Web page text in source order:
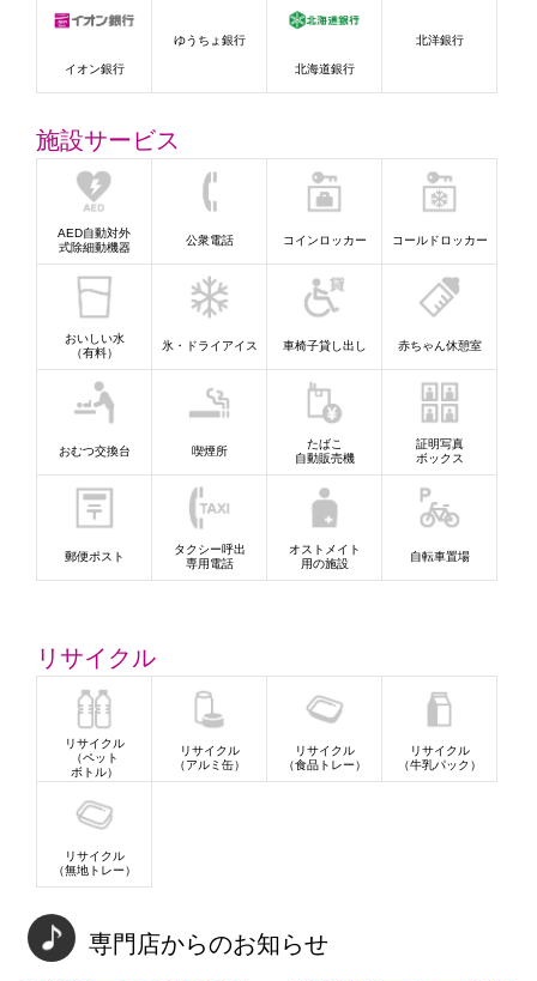
イオン銀行
ゆうちょ銀行
北海道銀行
北洋銀行
施設サービス
AED自動対外
式除細動機器
公衆電話 コインロッカー コールドロッカー
おいしい水
（有料）
氷・ドライアイス 車椅子貸し出し 赤ちゃん休憩室
おむつ交換台 喫煙所
たばこ
自動販売機
証明写真
ボックス
郵便ポスト
タクシー呼出
専用電話
オストメイト
用の施設
自転車置場
リサイクル
リサイクル
（ペット
ボトル）
リサイクル
（アルミ缶）
リサイクル
（食品トレー）
リサイクル
（牛乳パック）
リサイクル
（無地トレー）
専門店からのお知らせ